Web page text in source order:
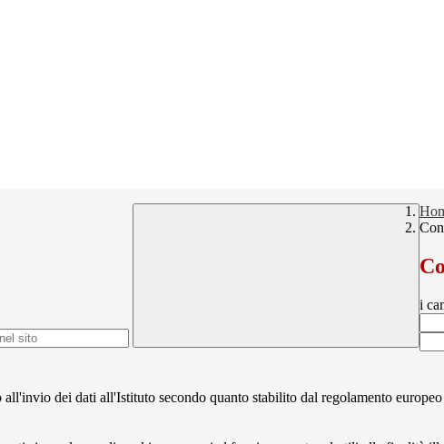
i
dei dati all'Istituto secondo quanto stabilito dal regolamento